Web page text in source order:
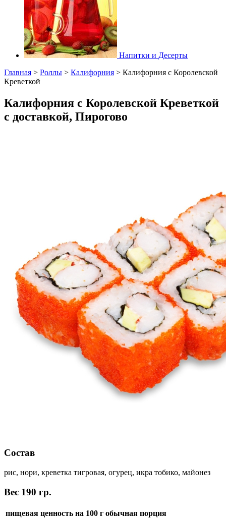
Напитки и Десерты
Главная > Роллы > Калифорния > Калифорния с Королевской
Креветкой
Калифорния с Королевской Креветкой
с доставкой, Пирогово
Состав
рис, нори, креветка тигровая, огурец, икра тобико, майонез
Вес 190 гр.
пищевая ценность на 100 г обычная порция